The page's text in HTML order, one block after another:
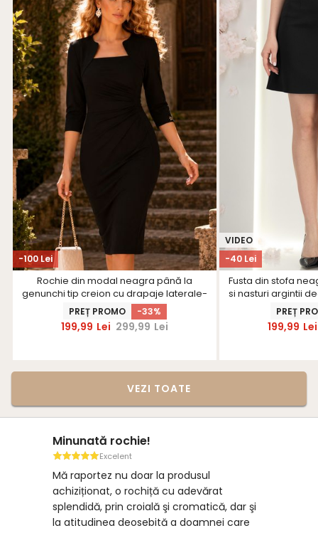
-100 Lei
Rochie din modal neagra până la
genunchi tip creion cu drapaje laterale-
StarShinerS
PREȚ PROMO -33%
199,99 Lei 299,99 Lei
-40 Lei
VIDEO
Fusta din stofa
si nasturi argintii
PREȚ
199,99 Lei
VEZI TOATE
Minunată rochie!
Excelent
Mă raportez nu doar la produsul
achiziționat, o rochiță cu adevărat
splendidă, prin croială şi cromatică, dar şi
la atitudinea deosebită a doamnei care